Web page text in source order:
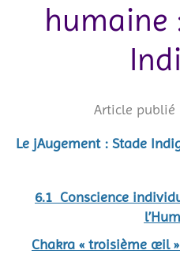
humaine
Article publié
Le jAugement : Stade
6.1 Conscience
Chakra « troisième œil